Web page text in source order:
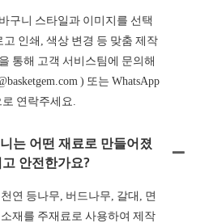
구니 스타일과 이미지를 선택
인쇄, 색상 변경 등 맞춤 제작
통해 고객 서비스팀에 문의해
) 또는 WhatsApp
연락주세요.
는 어떤 재료로 만들어졌
안전한가요?
연 등나무, 버드나무, 갈대, 면
재를 주재료로 사용하여 제작